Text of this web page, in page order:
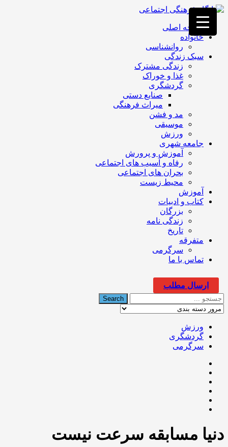
فصد
خون
غرب
تهران
خشکشویی
تصفیه
تهران
صفحه اصلی
خانواده
روانشناسی
سبک زندگی
زندگی مشترک
غذا و خوراک
گردشگری
صنایع دستی
میراث فرهنگی
مد و فشن
موسیقی
ورزش
جامعه شهری
آموزش و پرورش
رفاه و آسیب های اجتماعی
بحران های اجتماعی
محیط زیست
آموزش
کتاب و ادبیات
بزرگان
زندگی نامه
تاریخ
متفرقه
سرگرمی
تماس با ما
ارسال مطلب
ورزش
گردشگری
سرگرمی
دنیا مسابقه سرعت نیست